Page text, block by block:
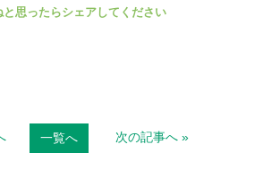
一覧へ 次の記事へ »